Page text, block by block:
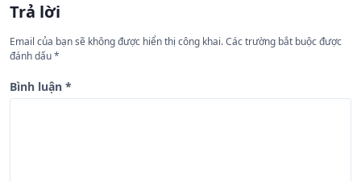
ớ
n
g
b
Trả lời
Email của bạn sẽ không được hiển thị công khai.Các trường bắt buộc được
đánh dấu*
Bình luận *